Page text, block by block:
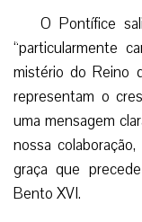
O Pontífice
“particularmente
mistério do Reino
representam o
uma mensagem
nossa
graça que
Bento XVI.